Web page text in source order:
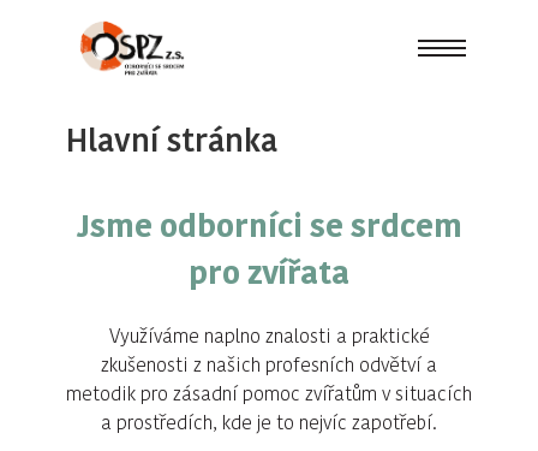
Hlavní stránka
Jsme odborníci se srdcem
pro zvířata
Využíváme naplno znalosti a praktické
zkušenosti z našich profesních odvětví a
metodik pro zásadní pomoc zvířatům v situacích
a prostředích, kde je to nejvíc zapotřebí.